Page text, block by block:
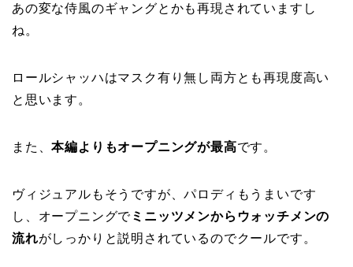
あの変な侍風のギャングとかも再現されていますし
ね。
ロールシャッハはマスク有り無し両方とも再現度高い
と思います。
また、本編よりもオープニングが最高です。
ヴィジュアルもそうですが、パロディもうまいです
し、オープニングでミニッツメンからウォッチメンの
流れがしっかりと説明されているのでクールです。